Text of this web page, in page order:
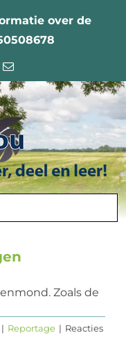
over de
Zoals de
| Reportage | Reacties